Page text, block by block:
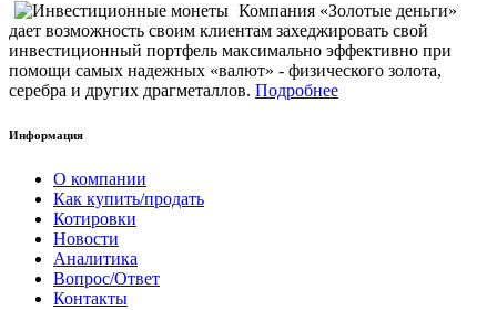
Компания «Золотые деньги»
дает возможность своим клиентам захеджировать свой
инвестиционный портфель максимально эффективно при
помощи самых надежных «валют» - физического золота,
серебра и других драгметаллов. Подробнее
Информация
О компании
Как купить/продать
Котировки
Новости
Аналитика
Вопрос/Ответ
Контакты